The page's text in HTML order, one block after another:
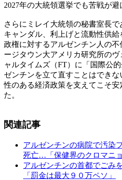
2027年の大統領選挙でも苦戦が避
さらにミレイ大統領の秘書室長
キャンダル、利上げと流動性供
政権に対するアルゼンチン人の
ージタウン大アメリカ研究所の
ャルタイムズ（FT）に「国際公
ゼンチンを立て直すことはでき
性のある経済政策を支えてこそ
た。
関連記事
アルゼンチンの病院で汚染
死亡…「保健界のクロマニョ
アルゼンチンの首都でごみ
「罰金は最大９０万ペソ」